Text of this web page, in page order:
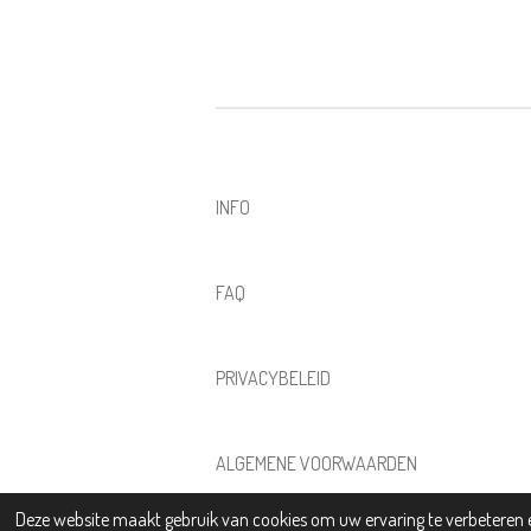
Deze website maakt gebruik van cookies om uw ervaring te
INFO
FAQ
PRIVACYBELEID
ALGEMENE VOORWAARDEN
© 2025 - 2026 KIKI KERAMIEK